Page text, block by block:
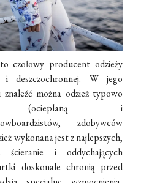
czołowy producent odzieży
i deszczochronnej. W jego
można odzież typowo
(ocieplaną i
zdobywców
wykonana jest z najlepszych,
ścieranie i oddychających
doskonale chronią przed